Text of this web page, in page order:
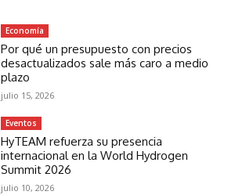
Economía
Por qué un presupuesto con precios
desactualizados sale más caro a medio
plazo
julio 15, 2026
Eventos
HyTEAM refuerza su presencia
internacional en la World Hydrogen
Summit 2026
julio 10, 2026